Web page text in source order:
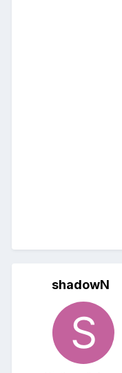
shadowN